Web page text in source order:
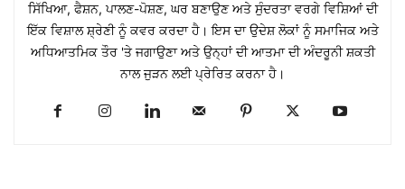
ਸਿੱਖਿਆ, ਫੈਸ਼ਨ, ਪਾਲਣ-ਪੋਸ਼ਣ, ਘਰ ਬਣਾਉਣ ਅਤੇ ਸੁੰਦਰਤਾ ਵਰਗੇ ਵਿਸ਼ਿਆਂ ਦੀ
ਇੱਕ ਵਿਸ਼ਾਲ ਸ਼੍ਰੇਣੀ ਨੂੰ ਕਵਰ ਕਰਦਾ ਹੈ। ਇਸ ਦਾ ਉਦੇਸ਼ ਲੋਕਾਂ ਨੂੰ ਸਮਾਜਿਕ ਅਤੇ
ਅਧਿਆਤਮਿਕ ਤੌਰ 'ਤੇ ਜਗਾਉਣਾ ਅਤੇ ਉਨ੍ਹਾਂ ਦੀ ਆਤਮਾ ਦੀ ਅੰਦਰੂਨੀ ਸ਼ਕਤੀ
ਨਾਲ ਜੁੜਨ ਲਈ ਪ੍ਰੇਰਿਤ ਕਰਨਾ ਹੈ।